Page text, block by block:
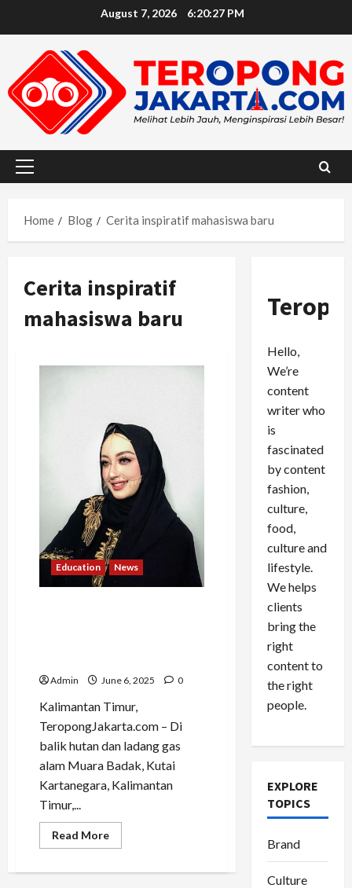
August 7, 2026 6:20:28 PM
Primary
Home
Blog Cerita inspiratif mahasiswa baru
Cerita inspiratif
mahasiswa baru
Education News
Admin June 6, 2025 0
Kalimantan Timur,
TeropongJakarta.com – Di
balik hutan dan ladang gas
alam Muara Badak, Kutai
Kartanegara, Kalimantan
Timur,...
Read MoreRead
more
Karisma
Hello,
We’re
content
writer who
is
fascinated
by content
fashion,
culture,
food,
culture and
lifestyle.
We helps
clients
bring the
right
content to
the right
people.
EXPLORE
TOPICS
Brand
Culture